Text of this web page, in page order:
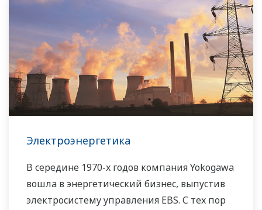
Электроэнергетика
В середине 1970-х годов компания Yokogawa
вошла в энергетический бизнес, выпустив
электросистему управления EBS. С тех пор